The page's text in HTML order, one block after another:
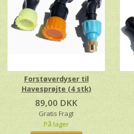
Forstøverdyser til
Havesprøjte (4 stk)
89,00 DKK
Gratis Fragt
På lager